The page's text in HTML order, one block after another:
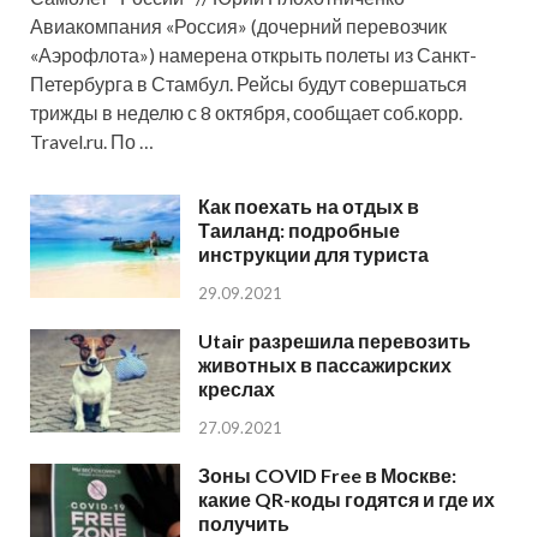
Авиакомпания «Россия» (дочерний перевозчик
«Аэрофлота») намерена открыть полеты из Санкт-
Петербурга в Стамбул. Рейсы будут совершаться
трижды в неделю с 8 октября, сообщает соб.корр.
Travel.ru. По …
Как поехать на отдых в
Таиланд: подробные
инструкции для туриста
29.09.2021
Utair разрешила перевозить
животных в пассажирских
креслах
27.09.2021
Зоны COVID Free в Москве:
какие QR-коды годятся и где их
получить